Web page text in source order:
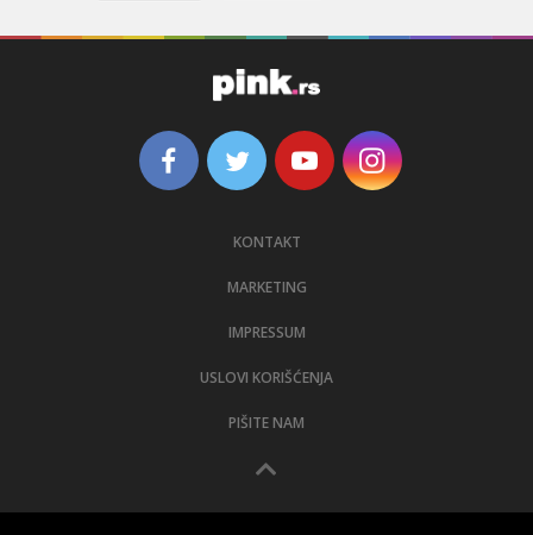
KONTAKT
MARKETING
IMPRESSUM
USLOVI KORIŠĆENJA
PIŠITE NAM